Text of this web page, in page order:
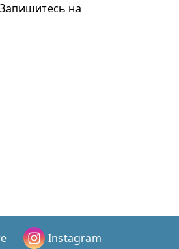
на
Instagram